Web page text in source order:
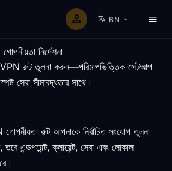
BN
নির্দেশনা
VPN রুট তুলনা করুন—পরিমাপভিত্তিক সেটআপ
সেবা সীমাবদ্ধতার সাথে।
রুট আপনাকে নির্বাচিত সংযোগ তুলনা
এন্ডপয়েন্ট, ক্লায়েন্ট, সেবা এবং লোকাল